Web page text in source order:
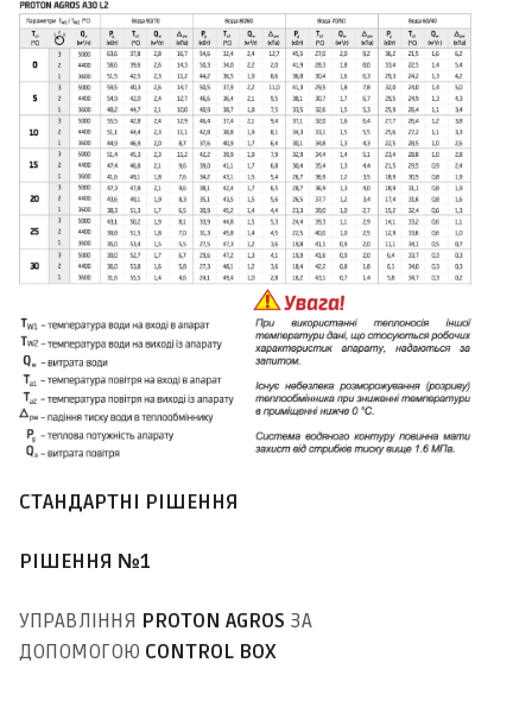
СТАНДАРТНІ РІШЕННЯ
РІШЕННЯ №1
УПРАВЛІННЯ PROTON AGROS ЗА
ДОПОМОГОЮ CONTROL BOX